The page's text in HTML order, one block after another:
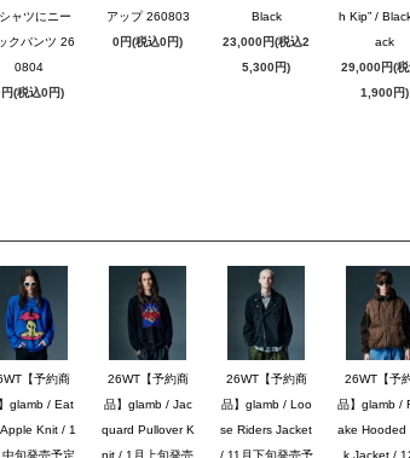
ャツにニー
クパンツ 26
0804
(税込0円)
アップ 260803
0円(税込0円)
Black
23,000円(税込2
5,300円)
h Kip” /
ack
29,000円(
1,900円)
【予約商
glamb / Eat
Knit / 1
中旬発売予定
26WT【予約商
品】glamb / Jac
quard Pullover K
nit / 1月上旬発売
26WT【予約商
品】glamb / Loo
se Riders Jacket
/ 11月下旬発売予
26WT【予
品】glamb /
ake Hooded
k Jacket /